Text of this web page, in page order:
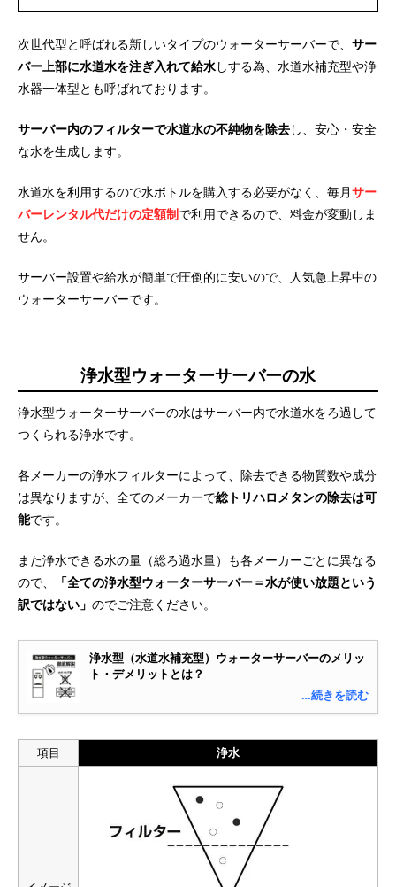
次世代型と呼ばれる新しいタイプのウォーターサーバーで、 サー
バー上部に水道水を注ぎ入れて給水しする為、水道水補充型や浄
水器一体型とも呼ばれております。
サーバー内のフィルターで水道水の不純物を除去し、安心・安全
な水を生成します。
水道水を利用するので水ボトルを購入する必要がなく、毎月サー
バーレンタル代だけの定額制で利用できるので、料金が変動しま
せん。
サーバー設置や給水が簡単で圧倒的に安いので、人気急上昇中の
ウォーターサーバーです。
浄水型ウォーターサーバーの水
浄水型ウォーターサーバーの水はサーバー内で水道水をろ過して
つくられる浄水です。
各メーカーの浄水フィルターによって、除去できる物質数や成分
は異なりますが、全てのメーカーで総トリハロメタンの除去は可
能です。
また浄水できる水の量（総ろ過水量）も各メーカーごとに異なる
ので、
「全ての浄水型ウォーターサーバー＝水が使い放題という
訳ではない」 のでご注意ください。
浄水型（水道水補充型）ウォーターサーバーのメリッ
ト・デメリットとは？
…続きを読む
項目 浄水